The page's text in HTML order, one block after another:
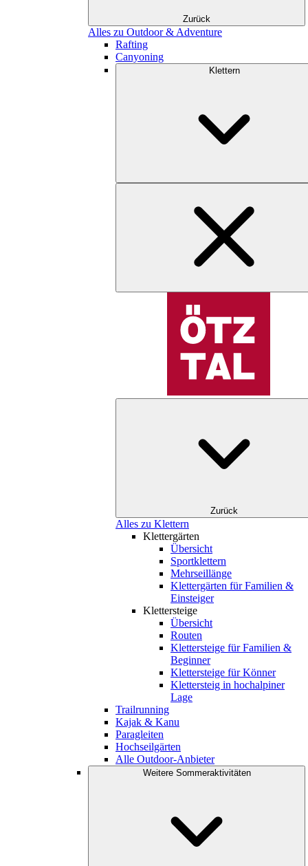
Zurück
Alles zu Outdoor & Adventure
Rafting
Canyoning
Klettern
Zurück
Alles zu Klettern
Klettergärten
Übersicht
Sportklettern
Mehrseillänge
Klettergärten für Familien &
Einsteiger
Klettersteige
Übersicht
Routen
Klettersteige für Familien &
Beginner
Klettersteige für Könner
Klettersteig in hochalpiner
Lage
Trailrunning
Kajak & Kanu
Paragleiten
Hochseilgärten
Alle Outdoor-Anbieter
Weitere Sommeraktivitäten